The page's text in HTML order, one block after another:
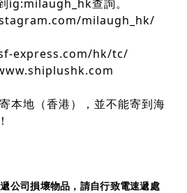
ig:milaugh_hk查詢。
milaugh_hk/
express.com/hk/tc/
本地（香港），並不能寄到海
公司損壞物品，請自行致電速遞處